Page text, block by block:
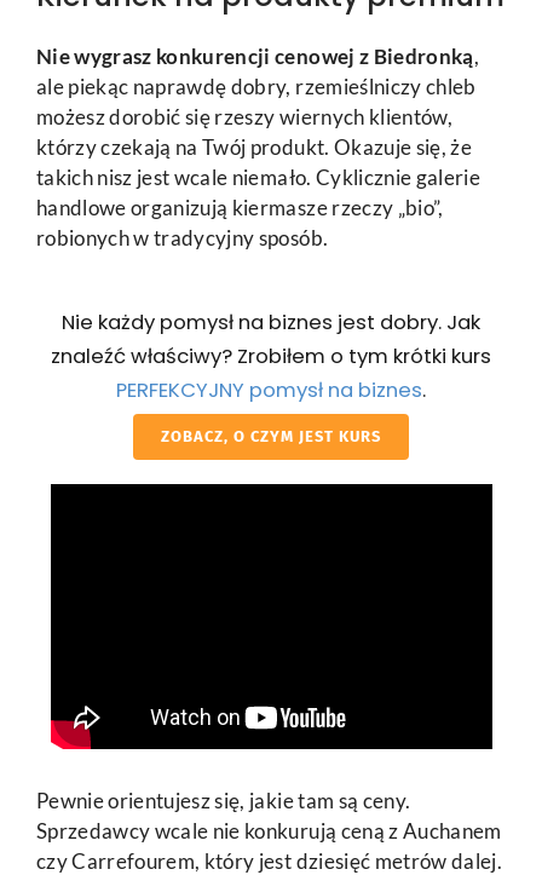
Nie wygrasz konkurencji cenowej z Biedronką,
ale piekąc naprawdę dobry, rzemieślniczy chleb
możesz dorobić się rzeszy wiernych klientów,
którzy czekają na Twój produkt. Okazuje się, że
takich nisz jest wcale niemało. Cyklicznie galerie
handlowe organizują kiermasze rzeczy „bio”,
robionych w tradycyjny sposób.
Nie każdy pomysł na biznes jest dobry. Jak
znaleźć właściwy? Zrobiłem o tym krótki kurs
PERFEKCYJNY pomysł na biznes.
ZOBACZ, O CZYM JEST KURS
Pewnie orientujesz się, jakie tam są ceny.
Sprzedawcy wcale nie konkurują ceną z Auchanem
czy Carrefourem, który jest dziesięć metrów dalej.